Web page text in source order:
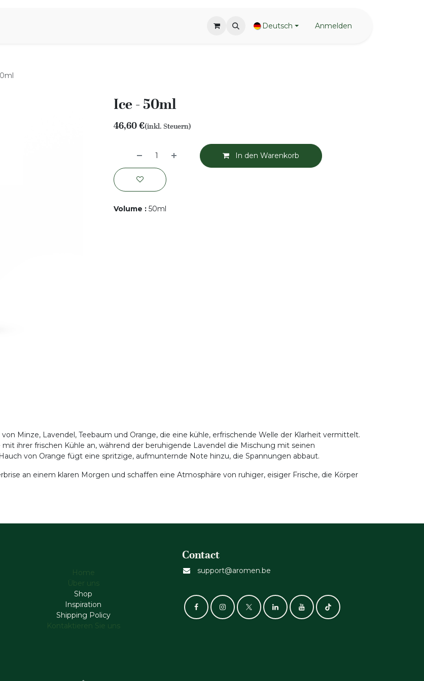
Deutsch Anmelden
Ice - 50ml
46,60€(inkl. Steuern)
In den Warenkorb
Volume : 50ml
Minze, Lavendel, Teebaum und Orange, die eine kühle, erfrischende Welle der Klarheit vermittelt.
ihrer frischen Kühle an, während der beruhigende Lavendel die Mischung mit seinen
von Orange fügt eine spritzige, aufmunternde Note hinzu, die Spannungen abbaut.
an einem klaren Morgen und schaffen eine Atmosphäre von ruhiger, eisiger Frische, die Körper
Home
Über uns
Shop
Inspiration
Shipping Policy
Kontaktieren Sie uns
Contact
support@aromen.be